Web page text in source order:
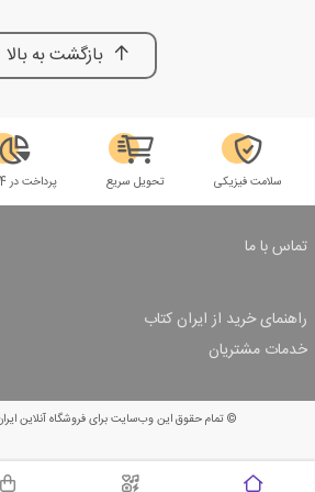
بازگشت به بالا
سلامت فیزیکی تحویل سریع پرداخت در 4 قسط
تماس با ما
راهنمای خرید از ایران کتاب
ثبت سفارش
شرایط ارسال سفارش
شیوه پرداخت
تخفیف‌های خرید
خدمات مشتریان
© تمام حقوق این وب‌سایت برای فروشگاه آنلاین